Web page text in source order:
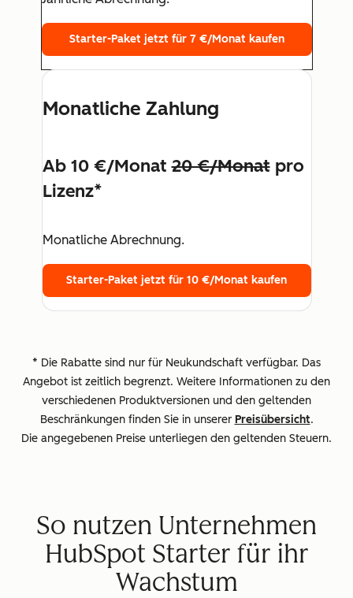
Starter-Paket jetzt für 7 €/Monat kaufen
Monatliche Zahlung
Ab 10 €/Monat20 €/Monatpro
Lizenz*
Monatliche Abrechnung.
Starter-Paket jetzt für 10 €/Monat kaufen
* Die Rabatte sind nur für Neukundschaft verfügbar. Das
Angebot ist zeitlich begrenzt. Weitere Informationen zu den
verschiedenen Produktversionen und den geltenden
Beschränkungen finden Sie in unserer Preisübersicht.
Die angegebenen Preise unterliegen den geltenden Steuern.
So nutzen Unternehmen
HubSpot Starter für ihr
Wachstum